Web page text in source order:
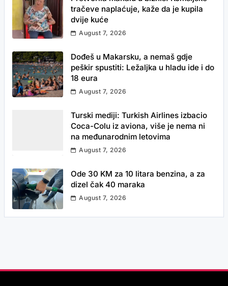
tračeve naplaćuje, kaže da je kupila
dvije kuće
August 7, 2026
Dođeš u Makarsku, a nemaš gdje
peškir spustiti: Ležaljka u hladu ide i do
18 eura
August 7, 2026
Turski mediji: Turkish Airlines izbacio
Coca-Colu iz aviona, više je nema ni
na međunarodnim letovima
August 7, 2026
Ode 30 KM za 10 litara benzina, a za
dizel čak 40 maraka
August 7, 2026